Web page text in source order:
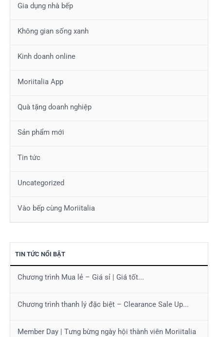
Gia dụng nhà bếp
Không gian sống xanh
Kinh doanh online
Moriitalia App
Quà tặng doanh nghiệp
Sản phẩm mới
Tin tức
Uncategorized
Vào bếp cùng Moriitalia
TIN TỨC NỔI BẬT
Chương trình Mua lẻ – Giá sỉ | Giá tốt...
Chương trình thanh lý đặc biệt – Clearance Sale Up...
Member Day | Tưng bừng ngày hội thành viên Moriitalia